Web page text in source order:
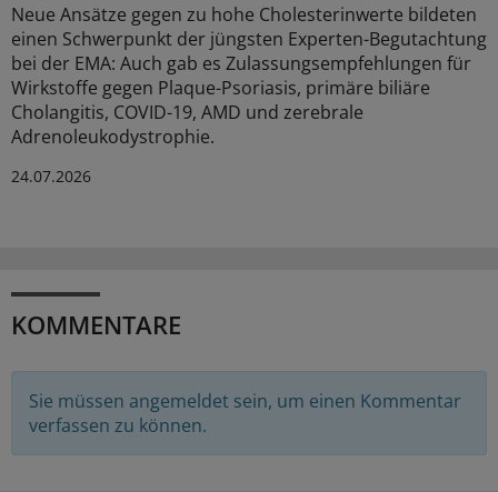
Neue Ansätze gegen zu hohe Cholesterinwerte bildeten
einen Schwerpunkt der jüngsten Experten-Begutachtung
bei der EMA: Auch gab es Zulassungsempfehlungen für
Wirkstoffe gegen Plaque-Psoriasis, primäre biliäre
Cholangitis, COVID-19, AMD und zerebrale
Adrenoleukodystrophie.
24.07.2026
KOMMENTARE
Sie müssen angemeldet sein, um einen Kommentar
verfassen zu können.